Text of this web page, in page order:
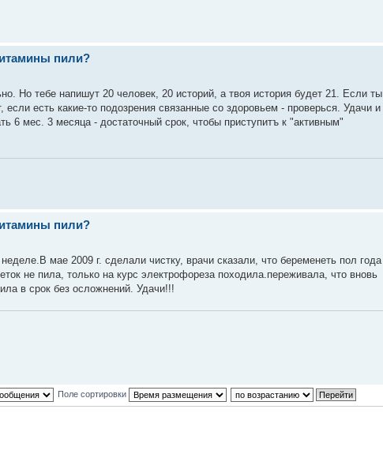
пили?
Но тебе напишут 20 человек, 20 историй, а твоя история будет 21. Если ты
есть какие-то подозрения связанные со здоровьем - проверься. Удачи и
6 мес. 3 месяца - достаточный срок, чтобы приступитъ к "активным"
пили?
мае 2009 г. сделали чистку, врачи сказали, что беременеть пол года
не пила, только на курс электрофореза походила.переживала, что вновь
в срок без осложнений. Удачи!!!
Поле сортировки